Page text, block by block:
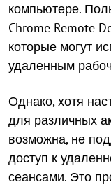
компьютере.
Chrome Remote
которые могут
удаленным
Однако, хотя
для различных
возможна, не
доступ к
сеансами. Это